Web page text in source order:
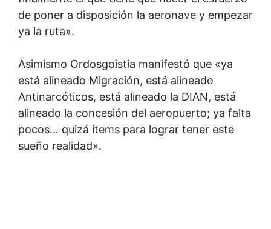
de poner a disposición la aeronave y empezar
ya la ruta».
Asimismo Ordosgoistia manifestó que «ya
está alineado Migración, está alineado
Antinarcóticos, está alineado la DIAN, está
alineado la concesión del aeropuerto; ya falta
pocos… quizá ítems para lograr tener este
sueño realidad».